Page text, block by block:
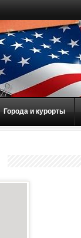
Города и курорты